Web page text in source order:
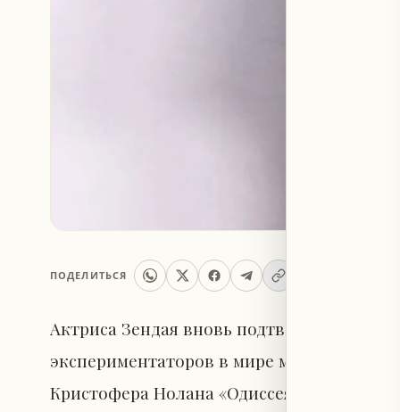
ПОДЕЛИТЬСЯ
Актриса Зендая вновь подтвердила свой
экспериментаторов в мире моды,
Кристофера Нолана «Одиссея» в